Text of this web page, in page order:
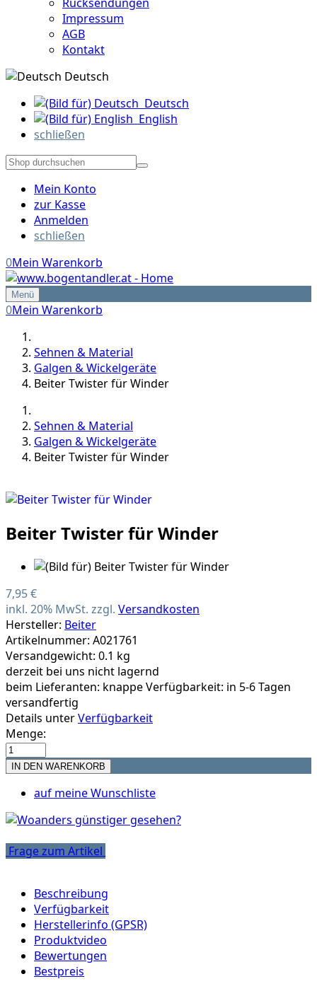
Impressum
AGB
Kontakt
Deutsch
Deutsch
English
schließen
Mein Konto
zur Kasse
Anmelden
schließen
0Mein Warenkorb
Menü
0Mein Warenkorb
Sehnen & Material
Galgen & Wickelgeräte
Beiter Twister für Winder
Sehnen & Material
Galgen & Wickelgeräte
Beiter Twister für Winder
Beiter Twister für Winder
7,95 €
inkl. 20% MwSt. zzgl. Versandkosten
Hersteller: Beiter
Artikelnummer: A021761
Versandgewicht: 0.1 kg
derzeit bei uns nicht lagernd
beim Lieferanten: knappe Verfügbarkeit: in 5-6 Tagen
versandfertig
Details unterVerfügbarkeit
Menge:
auf meine Wunschliste
Frage zum Artikel
Beschreibung
Verfügbarkeit
Herstellerinfo (GPSR)
Produktvideo
Bewertungen
Bestpreis